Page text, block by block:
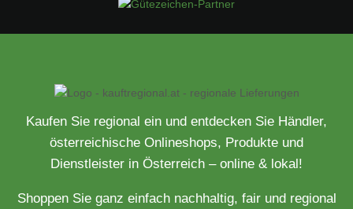
Kaufen Sie regional ein und entdecken Sie Händler,
österreichische Onlineshops, Produkte und
Dienstleister in Österreich – online & lokal!
Shoppen Sie ganz einfach nachhaltig, fair und regional